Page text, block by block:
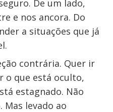
De um lado,
e nos ancora. Do
a situações que já
contrária. Quer ir
o que está oculto,
estagnado. Não
levado ao